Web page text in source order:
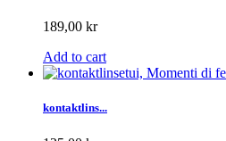
189,00 kr
Add to cart
kontaktlins...